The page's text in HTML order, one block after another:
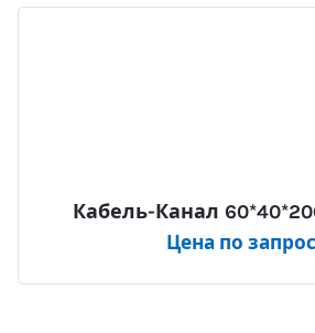
Кабель-Канал
Цена по